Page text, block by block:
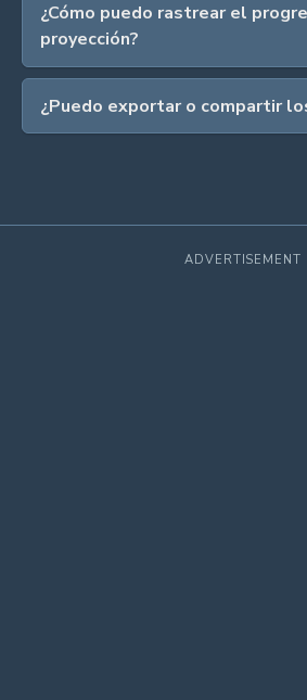
¿Cómo puedo rastrear el
proyección?
¿Puedo exportar o compartir
ADVERTISEMENT